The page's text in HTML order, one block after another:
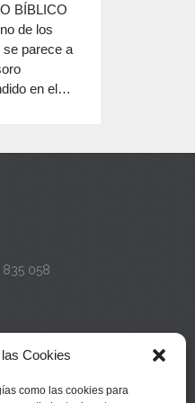
Cookies
como las cookies para
o
disminuir
el
BÍBLICO
de los
se parece a
en el…
835 058